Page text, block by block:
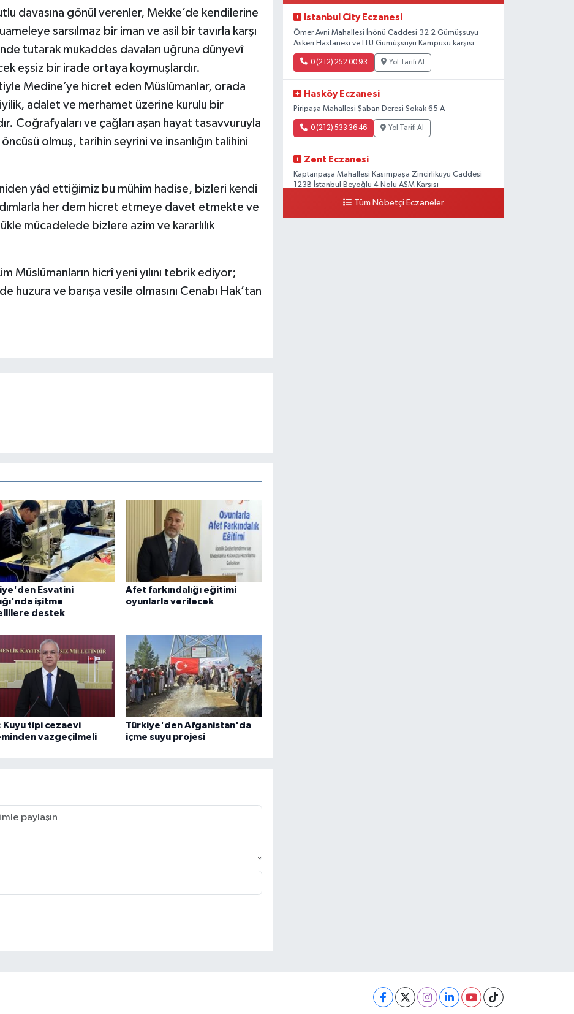
davasına gönül verenler, Mekke’de kendilerine
sarsılmaz bir iman ve asil bir tavırla karşı
tutarak mukaddes davaları uğruna dünyevî
eşsiz bir irade ortaya koymuşlardır.
Medine’ye hicret eden Müslümanlar, orada
adalet ve merhamet üzerine kurulu bir
Coğrafyaları ve çağları aşan hayat tasavvuruyla
olmuş, tarihin seyrini ve insanlığın talihini
yâd ettiğimiz bu mühim hadise, bizleri kendi
her dem hicret etmeye davet etmekte ve
mücadelede bizlere azim ve kararlılık
Müslümanların hicrî yeni yılını tebrik ediyor;
huzura ve barışa vesile olmasını Cenabı Hak’tan
Esvatini
işitme
destek
Afet farkındalığı eğitimi
oyunlarla verilecek
Kuyu tipi cezaevi
vazgeçilmeli
Türkiye'den Afganistan'da
içme suyu projesi
Istanbul City Eczanesi
Ömer Avni Mahallesi İnönü Caddesi 32 2 Gümüşsuyu
Askeri Hastanesi ve İTÜ Gümüşsuyu Kampüsü karşısı
0 (212) 252 00 93 Yol Tarifi Al
Hasköy Eczanesi
Piripaşa Mahallesi Şaban Deresi Sokak 65 A
0 (212) 533 36 46 Yol Tarifi Al
Zent Eczanesi
Kaptanpaşa Mahallesi Kasımpaşa Zincirlikuyu Caddesi
123B İstanbul Beyoğlu 4 Nolu ASM Karşısı
0 (212) 297 96 92 Yol Tarifi Al
Tüm Nöbetçi Eczaneler